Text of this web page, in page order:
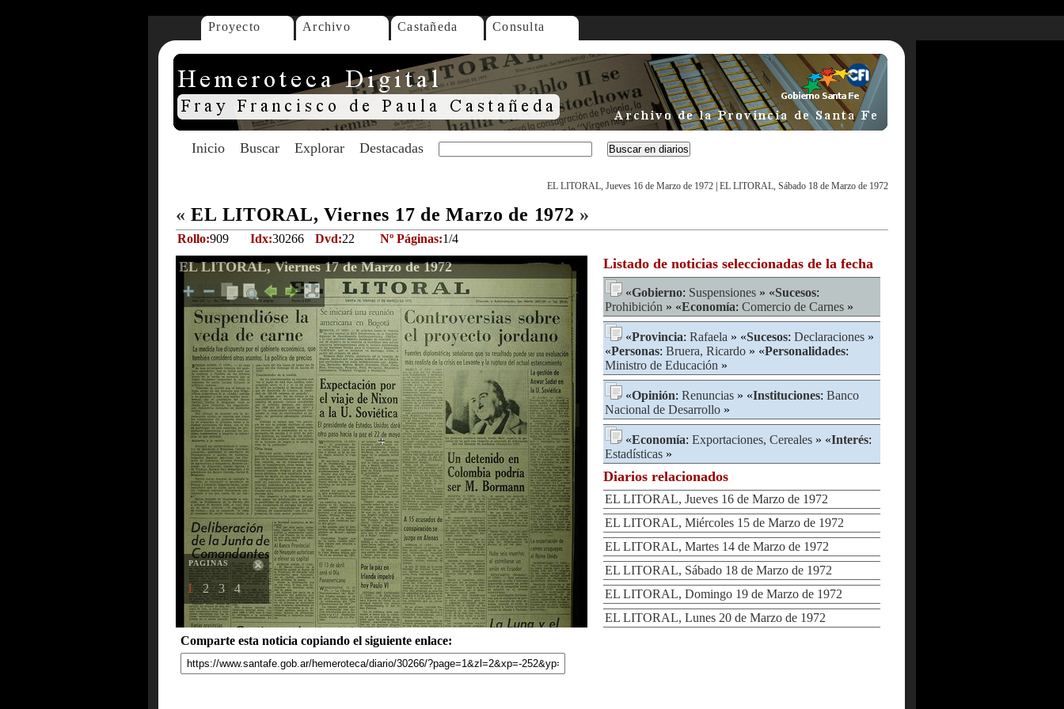
Proyecto Archivo Castañeda Consulta
Inicio Buscar Explorar Destacadas
EL LITORAL, Jueves 16 de Marzo de 1972 EL LITORAL, Sábado 18 de Marzo de 1972
« EL LITORAL, Viernes 17 de Marzo de 1972 »
Rollo:909 Idx:30266 Dvd:22 Nº Páginas:1/4
EL LITORAL, Viernes 17 de Marzo de 1972
PAGINAS
1 2 3 4
Comparte esta noticia copiando el siguiente enlace:
Listado de noticias seleccionadas de la fecha
«Gobierno: Suspensiones » «Sucesos:
Prohibición » «Economía: Comercio de Carnes »
«Provincia: Rafaela » «Sucesos: Declaraciones »
«Personas: Bruera, Ricardo » «Personalidades:
Ministro de Educación »
«Opinión: Renuncias » «Instituciones: Banco
Nacional de Desarrollo »
«Economía: Exportaciones, Cereales » «Interés:
Estadísticas »
Diarios relacionados
EL LITORAL, Jueves 16 de Marzo de 1972
EL LITORAL, Miércoles 15 de Marzo de 1972
EL LITORAL, Martes 14 de Marzo de 1972
EL LITORAL, Sábado 18 de Marzo de 1972
EL LITORAL, Domingo 19 de Marzo de 1972
EL LITORAL, Lunes 20 de Marzo de 1972